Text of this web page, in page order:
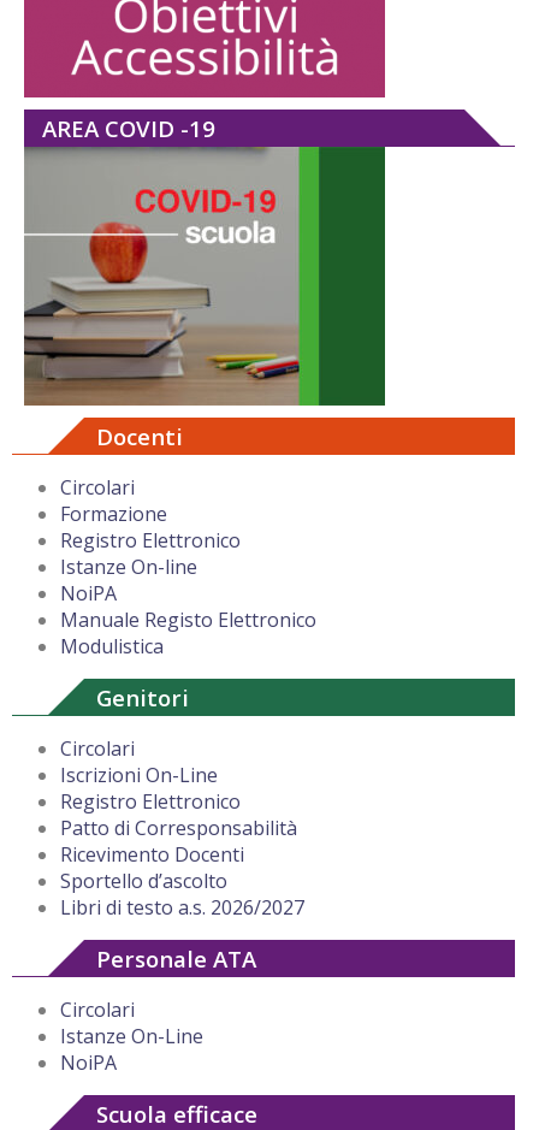
AREA COVID -19
Docenti
Circolari
Formazione
Registro Elettronico
Istanze On-line
NoiPA
Manuale Registo Elettronico
Modulistica
Genitori
Circolari
Iscrizioni On-Line
Registro Elettronico
Patto di Corresponsabilità
Ricevimento Docenti
Sportello d’ascolto
Libri di testo a.s. 2026/2027
Personale ATA
Circolari
Istanze On-Line
NoiPA
Scuola efficace